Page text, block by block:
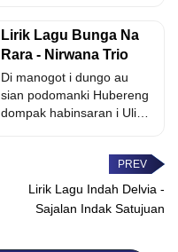
Lirik Lagu Bunga Na
Rara - Nirwana Trio
Di manogot i dungo au
sian podomanki Hubereng
dompak habinsaran i Uli
Lirik Lagu Indah Delvia -
Sajalan Indak Satujuan